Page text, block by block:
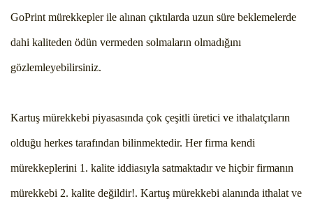
GoPrint mürekkepler ile alınan çıktılarda uzun süre beklemelerde
dahi kaliteden ödün vermeden solmaların olmadığını
gözlemleyebilirsiniz.
Kartuş mürekkebi piyasasında çok çeşitli üretici ve ithalatçıların
olduğu herkes tarafından bilinmektedir. Her firma kendi
mürekkeplerini 1. kalite iddiasıyla satmaktadır ve hiçbir firmanın
mürekkebi 2. kalite değildir!. Kartuş mürekkebi alanında ithalat ve